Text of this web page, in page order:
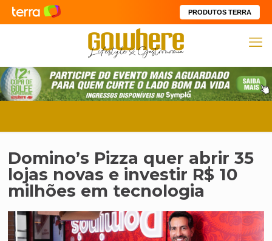
PRODUTOS TERRA
Domino’s Pizza quer abrir 35
lojas novas e investir R$ 10
milhões em tecnologia